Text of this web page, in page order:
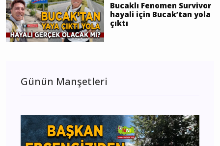
Bucaklı Fenomen Survivor
hayali için Bucak’tan yola
çıktı
Günün Manşetleri